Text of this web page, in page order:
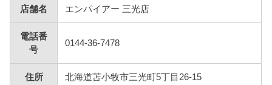
店舗名 エンパイアー 三光店
電話番
号
0144-36-7478
住所 北海道苫小牧市三光町5丁目26-15